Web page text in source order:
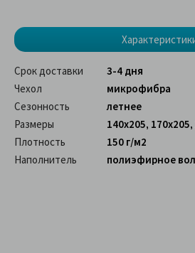
Срок доставки
3-4 дня
Чехол
микрофибра
Сезонность
летнее
Размеры
140х205,
Плотность
150 г/м2
Наполнитель
полиэфирное